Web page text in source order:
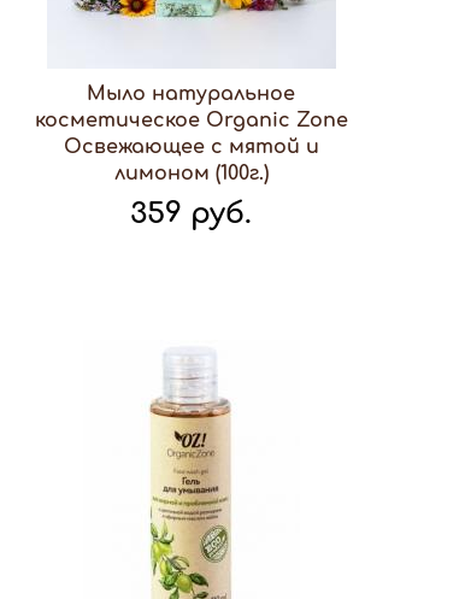
Мыло натуральное
косметическое Organic Zone
Освежающее с мятой и
лимоном (100г.)
359 руб.